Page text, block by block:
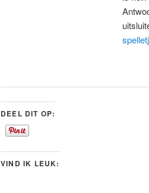
DEEL DIT OP:
VIND IK LEUK: